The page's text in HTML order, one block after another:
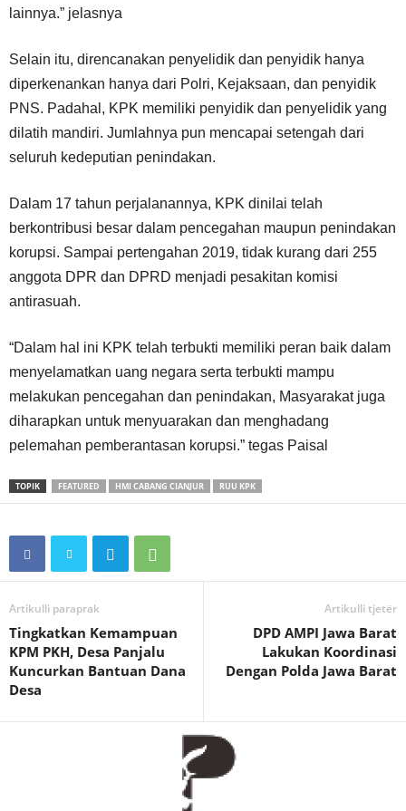
lainnya.” jelasnya
Selain itu, direncanakan penyelidik dan penyidik hanya
diperkenankan hanya dari Polri, Kejaksaan, dan penyidik
PNS. Padahal, KPK memiliki penyidik dan penyelidik yang
dilatih mandiri. Jumlahnya pun mencapai setengah dari
seluruh kedeputian penindakan.
Dalam 17 tahun perjalanannya, KPK dinilai telah
berkontribusi besar dalam pencegahan maupun penindakan
korupsi. Sampai pertengahan 2019, tidak kurang dari 255
anggota DPR dan DPRD menjadi pesakitan komisi
antirasuah.
“Dalam hal ini KPK telah terbukti memiliki peran baik dalam
menyelamatkan uang negara serta terbukti mampu
melakukan pencegahan dan penindakan, Masyarakat juga
diharapkan untuk menyuarakan dan menghadang
pelemahan pemberantasan korupsi.” tegas Paisal
TOPIK FEATURED HMI CABANG CIANJUR RUU KPK
Artikulli paraprak
Tingkatkan Kemampuan
KPM PKH, Desa Panjalu
Kuncurkan Bantuan Dana
Desa
Artikulli tjetër
DPD AMPI Jawa Barat
Lakukan Koordinasi
Dengan Polda Jawa Barat